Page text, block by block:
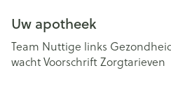
Uw apotheek
Team Nuttige links
wachtVoorschriftZorgtarieven